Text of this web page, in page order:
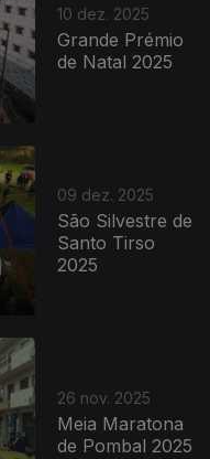
10 dez. 2025
Grande Prémio
de Natal 2025
09 dez. 2025
São Silvestre de
Santo Tirso
2025
26 nov. 2025
Meia Maratona
de Pombal 2025